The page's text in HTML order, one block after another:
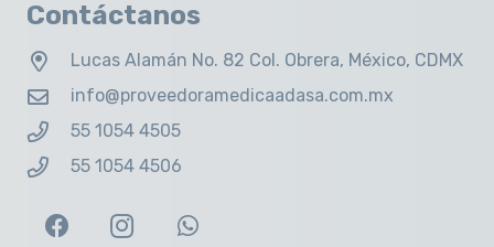
Contáctanos
Lucas Alamán No. 82 Col. Obrera, México, CDMX
info@proveedoramedicaadasa.com.mx
55 1054 4505
55 1054 4506